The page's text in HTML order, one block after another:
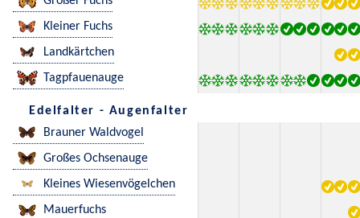
Kleiner Fuchs
Landkärtchen
Tagpfauenauge
Edelfalter - Augenfalter
Brauner Waldvogel
Großes Ochsenauge
Kleines Wiesenvögelchen
Mauerfuchs